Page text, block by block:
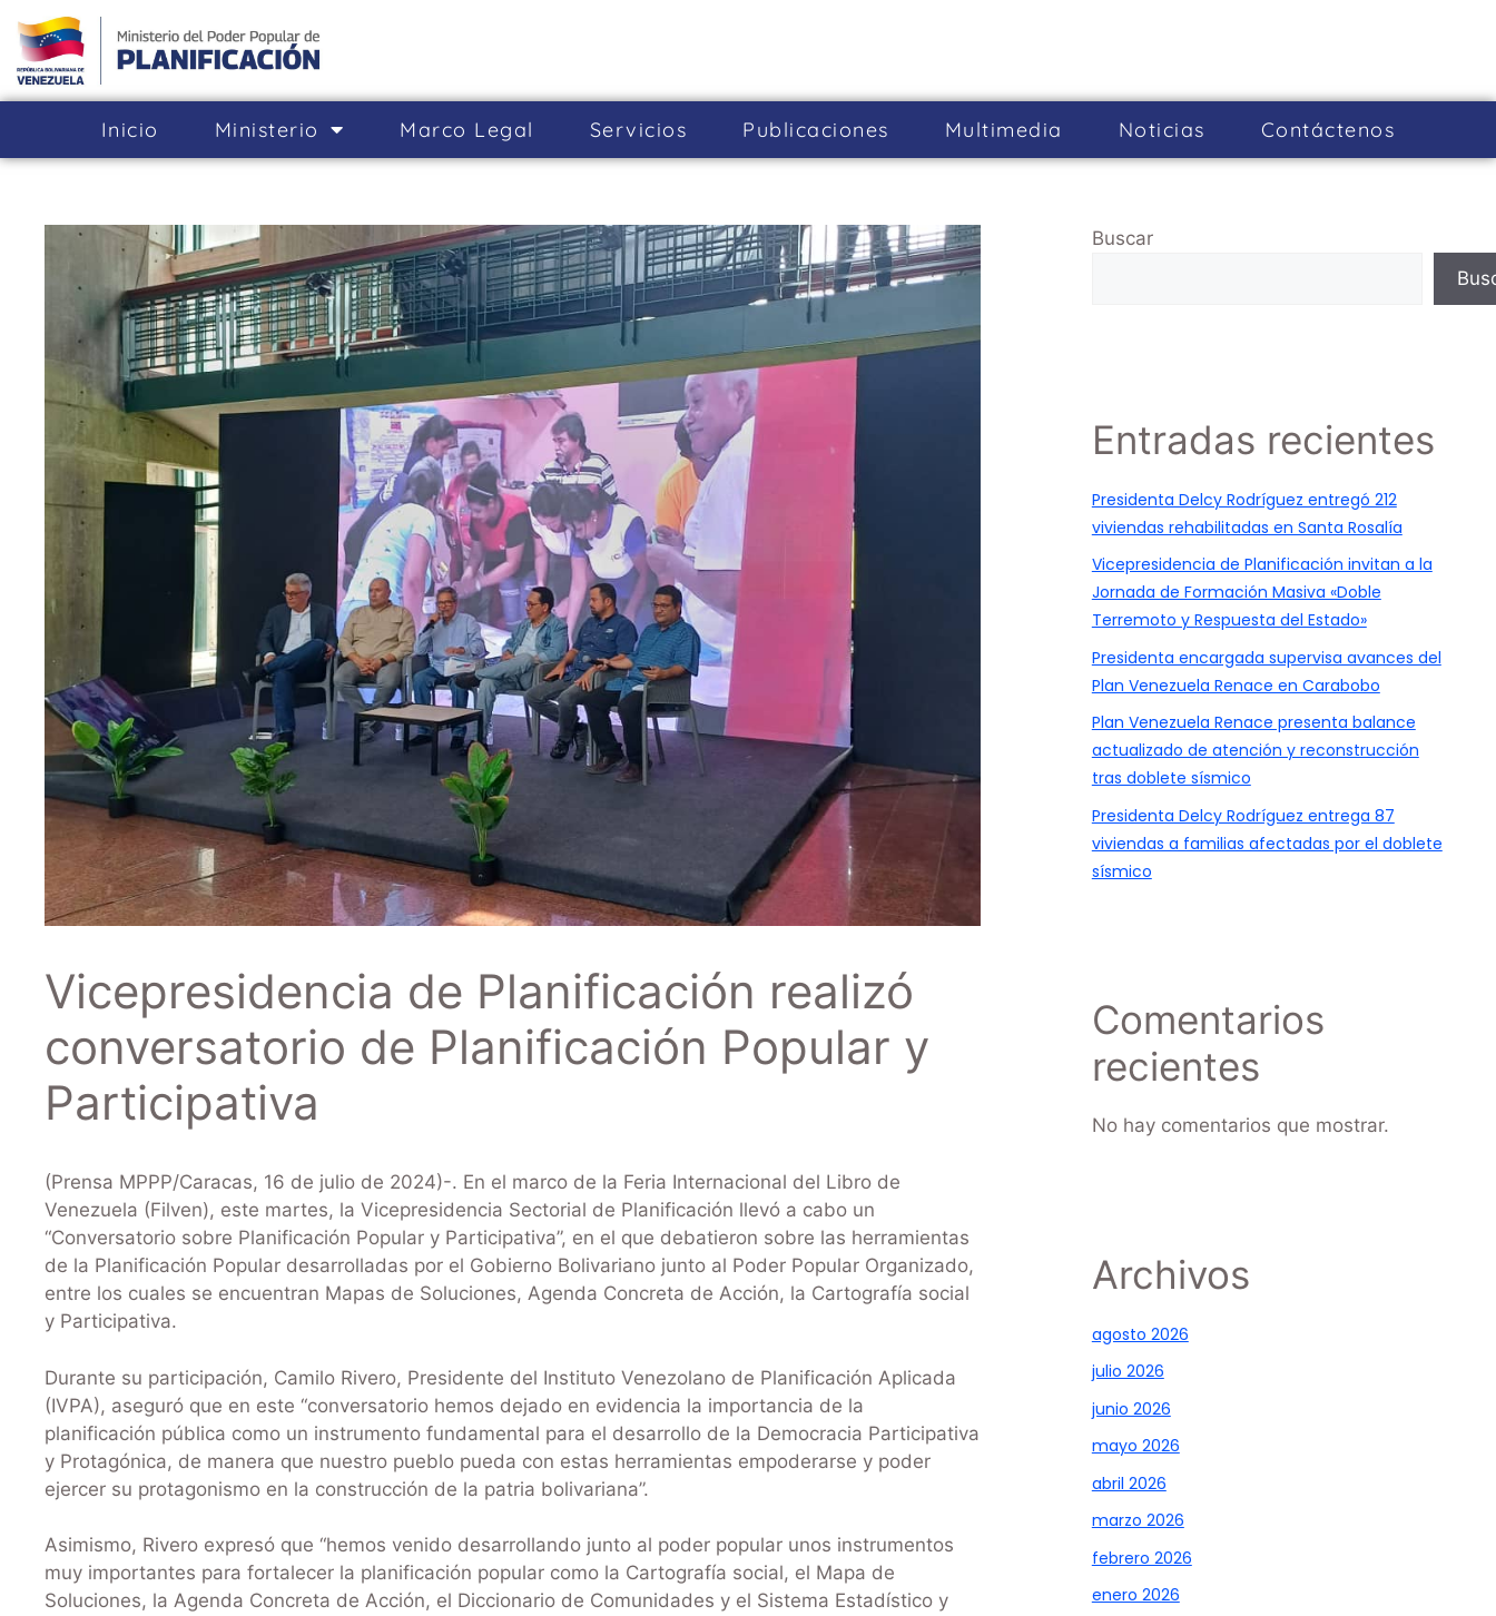
Inicio Ministerio Marco Legal Servicios Publicaciones Multimedia Noticias Cont­áctenos
Vicepresidencia de Planificación realizó
conversatorio de Planificación Popular y
Participativa
(Prensa MPPP/Caracas, 16 de julio de 2024)-. En el marco de la Feria Internacional del Libro de
Venezuela (Filven), este martes, la Vicepresidencia Sectorial de Planificación llevó a cabo un
“Conversatorio sobre Planificación Popular y Participativa”, en el que debatieron sobre las herramientas
de la Planificación Popular desarrolladas por el Gobierno Bolivariano junto al Poder Popular Organizado,
entre los cuales se encuentran Mapas de Soluciones, Agenda Concreta de Acción, la Cartografía social
y Participativa.
Durante su participación, Camilo Rivero, Presidente del Instituto Venezolano de Planificación Aplicada
(IVPA), aseguró que en este “conversatorio hemos dejado en evidencia la importancia de la
planificación pública como un instrumento fundamental para el desarrollo de la Democracia Participativa
y Protagónica, de manera que nuestro pueblo pueda con estas herramientas empoderarse y poder
ejercer su protagonismo en la construcción de la patria bolivariana”.
Asimismo, Rivero expresó que “hemos venido desarrollando junto al poder popular unos instrumentos
muy importantes para fortalecer la planificación popular como la Cartografía social, el Mapa de
Soluciones, la Agenda Concreta de Acción, el Diccionario de Comunidades y el Sistema Estadístico y
Buscar
Entradas recientes
Presidenta Delcy Rodríguez entregó 212
viviendas rehabilitadas en Santa Rosalía
Vicepresidencia de Planificación invitan a la
Jornada de Formación Masiva «Doble
Terremoto y Respuesta del Estado»
Presidenta encargada supervisa avances del
Plan Venezuela Renace en Carabobo
Plan Venezuela Renace presenta balance
actualizado de atención y reconstrucción
tras doblete sísmico
Presidenta Delcy Rodríguez entrega 87
viviendas a familias afectadas por el doblete
sísmico
Comentarios
recientes
No hay comentarios que mostrar.
Archivos
agosto 2026
julio 2026
junio 2026
mayo 2026
abril 2026
marzo 2026
febrero 2026
enero 2026